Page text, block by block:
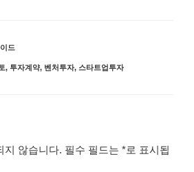
드
, 투자계약, 벤처투자, 스타트업투자
지 않습니다. 필수 필드는 *로 표시됩